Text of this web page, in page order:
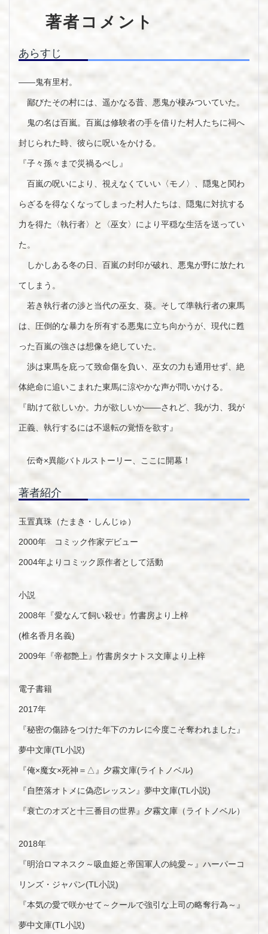
著者コメント
あらすじ
――鬼有里村。
鄙びたその村には、遥かなる昔、悪鬼が棲みついていた。
鬼の名は百嵐。百嵐は修験者の手を借りた村人たちに祠へ
封じられた時、彼らに呪いをかける。
『子々孫々まで災禍るべし』
百嵐の呪いにより、視えなくていい〈モノ〉、隠鬼と関わ
らざるを得なくなってしまった村人たちは、隠鬼に対抗する
力を得た〈執行者〉と〈巫女〉により平穏な生活を送ってい
た。
しかしある冬の日、百嵐の封印が破れ、悪鬼が野に放たれ
てしまう。
若き執行者の渉と当代の巫女、葵。そして準執行者の東馬
は、圧倒的な暴力を所有する悪鬼に立ち向かうが、現代に甦
った百嵐の強さは想像を絶していた。
渉は東馬を庇って致命傷を負い、巫女の力も通用せず、絶
体絶命に追いこまれた東馬に涼やかな声が問いかける。
『助けて欲しいか。力が欲しいか――されど、我が力、我が
正義、執行するには不退転の覚悟を欲す』
伝奇×異能バトルストーリー、ここに開幕！
著者紹介
玉置真珠（たまき・しんじゅ）
2000年 コミック作家デビュー
2004年よりコミック原作者として活動
小説
2008年『愛なんて飼い殺せ』竹書房より上梓
(椎名香月名義)
2009年『帝都艶上』竹書房タナトス文庫より上梓
電子書籍
2017年
『秘密の傷跡をつけた年下のカレに今度こそ奪われました』
夢中文庫(TL小説)
『俺×魔女×死神＝△』夕霧文庫(ライトノベル)
『自堕落オトメに偽恋レッスン』夢中文庫(TL小説)
『衰亡のオズと十三番目の世界』夕霧文庫（ライトノベル）
2018年
『明治ロマネスク～吸血姫と帝国軍人の純愛～』ハーパーコ
リンズ・ジャパン(TL小説)
『本気の愛で咲かせて～クールで強引な上司の略奪行為～』
夢中文庫(TL小説)